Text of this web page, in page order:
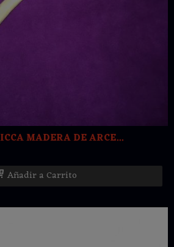
MADERA DE ARCE...
Añadir a Carrito